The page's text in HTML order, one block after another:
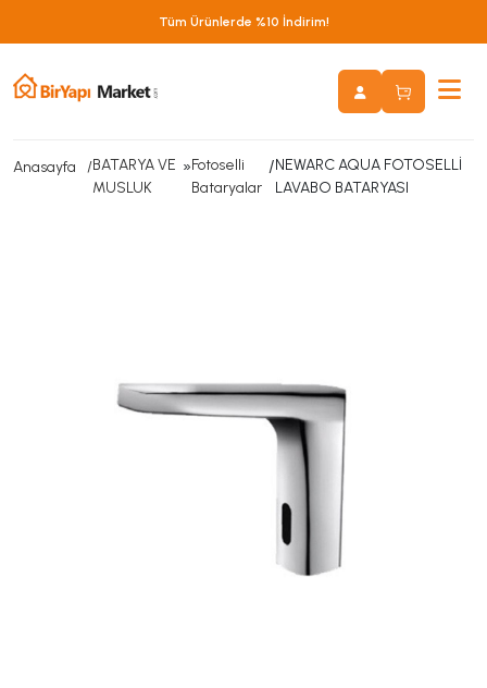
Tüm Ürünlerde %10 İndirim!
Anasayfa
BATARYA VE
MUSLUK
»Fotoselli
Bataryalar
/NEWARC AQUA FOTOSELLİ
LAVABO BATARYASI